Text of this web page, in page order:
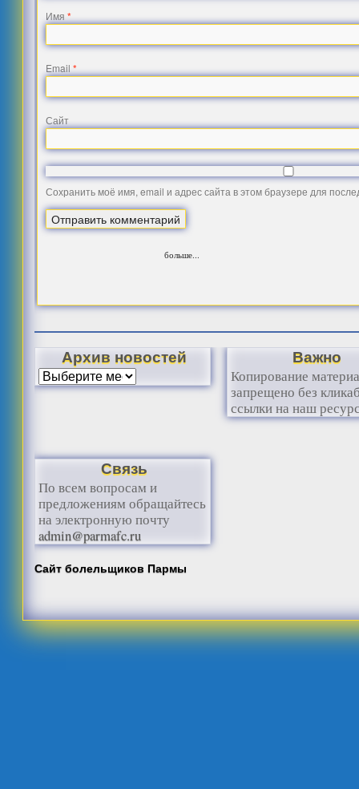
Имя*
Email*
Сайт
Сохранить моё имя, email и адрес сайта в этом браузере для
больше...
Архив новостей Важно
Копирование
запрещено без
ссылки на наш
Связь
По всем вопросам и
предложениям обращайтесь
на электронную почту
admin@parmafc.ru
Сайт болельщиков Пармы